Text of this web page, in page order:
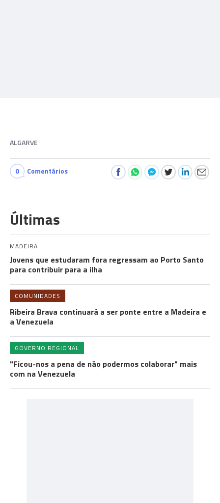
ALGARVE
0 Comentários
Últimas
MADEIRA
Jovens que estudaram fora regressam ao Porto Santo
para contribuir para a ilha
COMUNIDADES
Ribeira Brava continuará a ser ponte entre a Madeira e
a Venezuela
GOVERNO REGIONAL
"Ficou-nos a pena de não podermos colaborar" mais
com na Venezuela